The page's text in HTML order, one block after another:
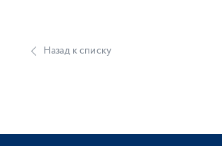
Назад к списку